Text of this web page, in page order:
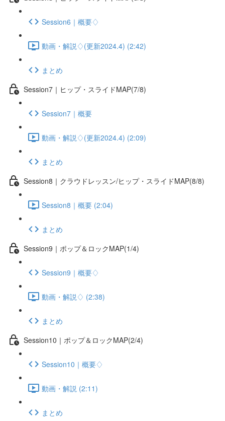
Session6｜概要♢
動画・解説♢(更新2024.4) (2:42)
まとめ
Session7｜ヒップ・スライドMAP(7/8)
Session7｜概要
動画・解説♢(更新2024.4) (2:09)
まとめ
Session8｜クラウドレッスン/ヒップ・スライドMAP(8/8)
Session8｜概要 (2:04)
まとめ
Session9｜ポップ＆ロックMAP(1/4)
Session9｜概要♢
動画・解説♢ (2:38)
まとめ
Session10｜ポップ＆ロックMAP(2/4)
Session10｜概要♢
動画・解説 (2:11)
まとめ